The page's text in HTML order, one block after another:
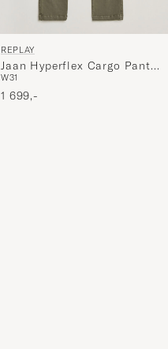
REPLAY
Jaan Hyperflex Cargo Pants
Military Green
W31
1 699,-